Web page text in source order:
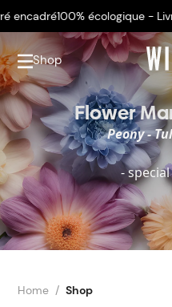
100% écologique - Livraison
Shop
Flower
Peony -
-
Home Shop